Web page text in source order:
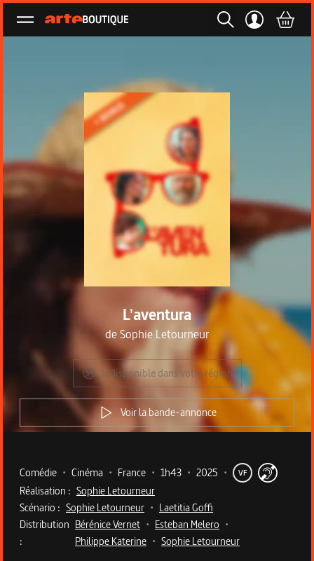
Ouvrir le menu
L'aventura
deSophie Letourneur
Indisponible dans votre région
Voir la bande-annonce
Metadata du programme
Comédie • Cinéma • France • 1h43 • 2025 • VF
Réalisation : Sophie Letourneur
Scénario : Sophie Letourneur • Laetitia Goffi
Distribution
:
Bérénice Vernet • Esteban Melero •
Philippe Katerine • Sophie Letourneur